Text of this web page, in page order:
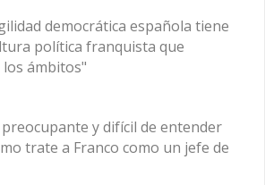
democrática española tiene
política franquista que
ámbitos"
preocupante y difícil de entender
trate a Franco como un jefe de